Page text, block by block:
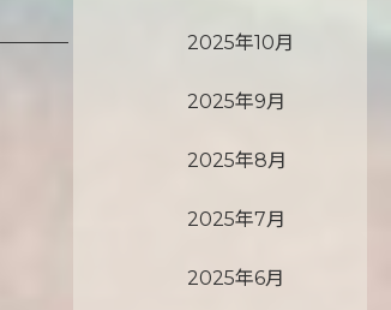
2025年10月
2025年9月
2025年8月
2025年7月
2025年6月